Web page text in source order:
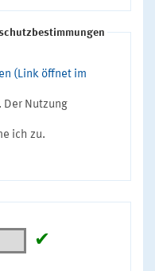
(Link öffnet im
Der Nutzung
ich zu.
✔